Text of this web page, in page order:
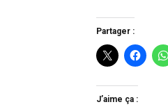
Partager :
J’aime ça :